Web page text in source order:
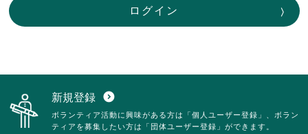
ログイン
新規登録 expand_circle_down
ボランティア活動に興味がある方は「個人ユーザー登録」、ボラン
ティアを募集したい方は「団体ユーザー登録」ができます。